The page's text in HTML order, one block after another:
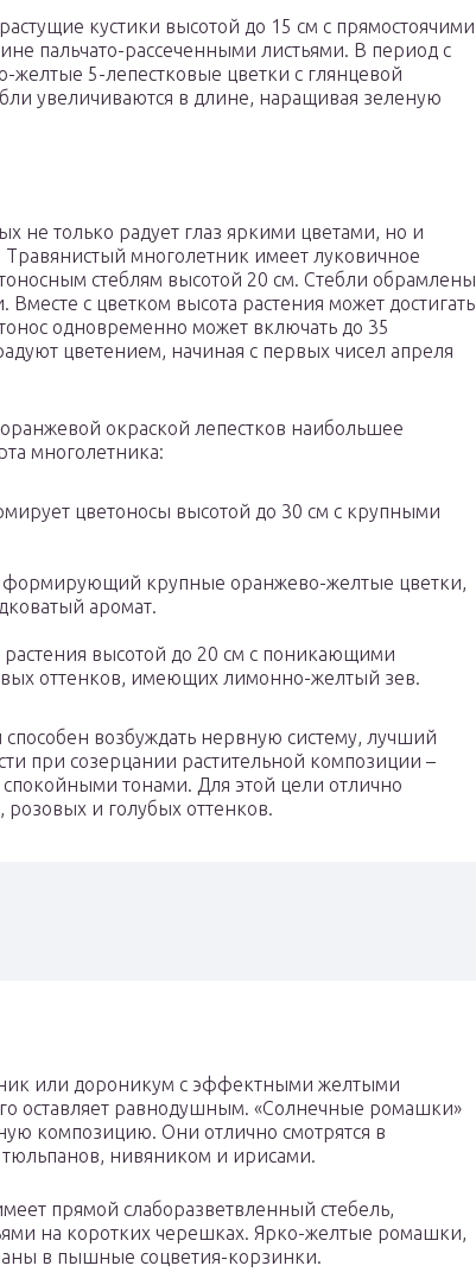
кустики высотой до 15 см с прямостоячими
пальчато-рассеченными листьями. В период с
желтые 5-лепестковые цветки с глянцевой
увеличиваются в длине, наращивая зеленую
не только радует глаз яркими цветами, но и
многолетник имеет луковичное
стеблям высотой 20 см. Стебли обрамлены
с цветком высота растения может достигать
одновременно может включать до 35
цветением, начиная с первых чисел апреля
окраской лепестков наибольшее
многолетника:
цветоносы высотой до 30 см с крупными
формирующий крупные оранжево-желтые цветки,
аромат.
высотой до 20 см с поникающими
оттенков, имеющих лимонно-желтый зев.
возбуждать нервную систему, лучший
при созерцании растительной композиции –
тонами. Для этой цели отлично
розовых и голубых оттенков.
или дороникум с эффектными желтыми
оставляет равнодушным. «Солнечные ромашки»
композицию. Они отлично смотрятся в
нивяником и ирисами.
прямой слаборазветвленный стебель,
на коротких черешках. Ярко-желтые ромашки,
в пышные соцветия-корзинки.